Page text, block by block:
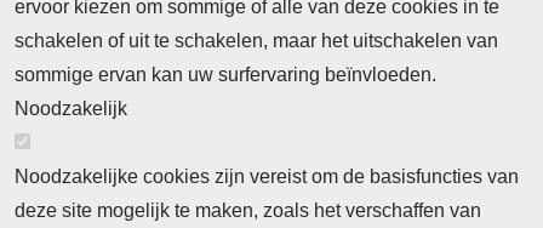
ervoor kiezen om sommige of alle van deze cookies in te
schakelen of uit te schakelen, maar het uitschakelen van
sommige ervan kan uw surfervaring beïnvloeden.
Noodzakelijk
Noodzakelijke cookies zijn vereist om de basisfuncties van
deze site mogelijk te maken, zoals het verschaffen van
Neem contact op
Algemene Leveringsvoorwaarden
Cookieverklaring
Privacyverklaring